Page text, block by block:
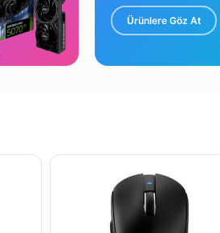
Ürünlere Göz At